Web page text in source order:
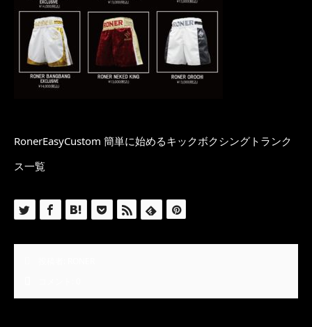
RonerEasyCustom 簡単に始めるキックボクシングトランク
ス一覧